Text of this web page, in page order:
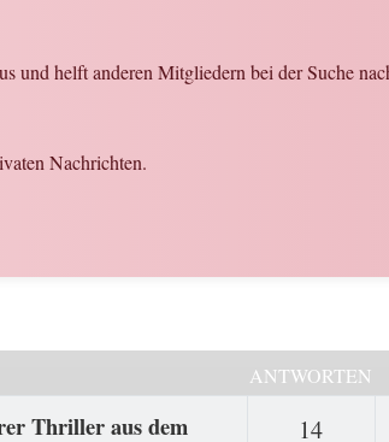
und helft anderen Mitgliedern bei der Suche
Nachrichten.
ANTWORTEN
Thriller aus dem
14